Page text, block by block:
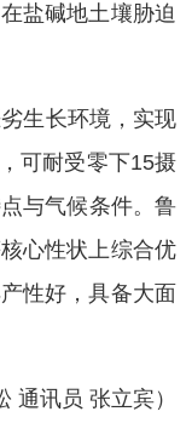
盐碱地土壤胁迫
生长环境，实现
可耐受零下15摄
与气候条件。鲁
心性状上综合优
性好，具备大面
通讯员 张立宾）